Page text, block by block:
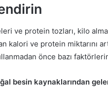
ve protein tozları, kilo
kalori ve protein miktarını
önce bazı
besin kaynaklarından